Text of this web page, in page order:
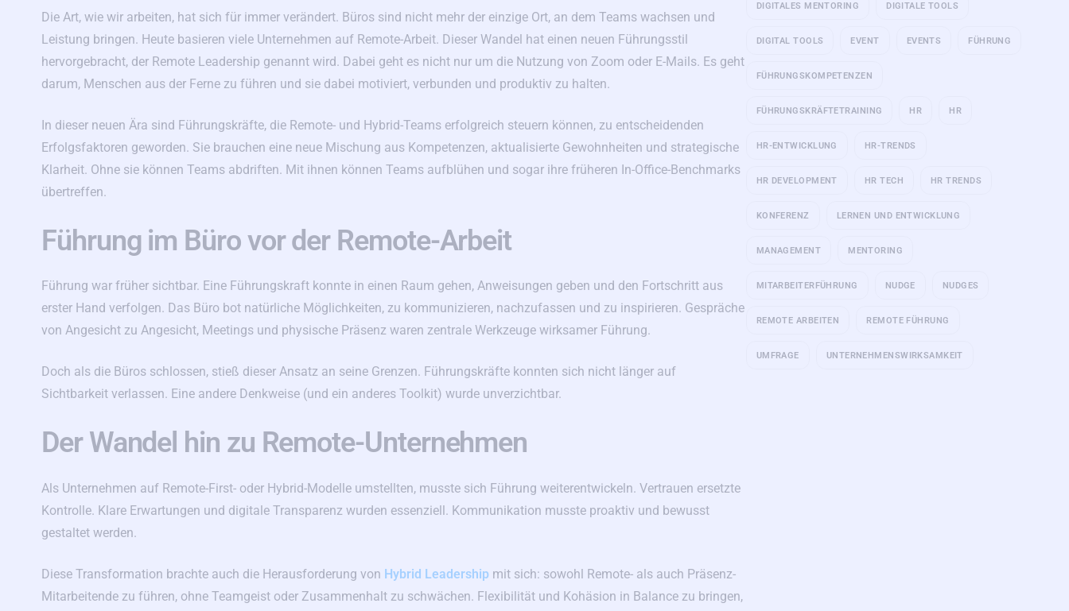
Die Art, wie wir arbeiten, hat sich für immer verändert. Büros sind nicht mehr der einzige Ort, an dem Teams wachsen und
Leistung bringen. Heute basieren viele Unternehmen auf Remote-Arbeit. Dieser Wandel hat einen neuen Führungsstil
hervorgebracht, der Remote Leadership genannt wird. Dabei geht es nicht nur um die Nutzung von Zoom oder E-Mails. Es geht
darum, Menschen aus der Ferne zu führen und sie dabei motiviert, verbunden und produktiv zu halten.
In dieser neuen Ära sind Führungskräfte, die Remote- und Hybrid-Teams erfolgreich steuern können, zu entscheidenden
Erfolgsfaktoren geworden. Sie brauchen eine neue Mischung aus Kompetenzen, aktualisierte Gewohnheiten und strategische
Klarheit. Ohne sie können Teams abdriften. Mit ihnen können Teams aufblühen und sogar ihre früheren In-Office-Benchmarks
übertreffen.
Führung im Büro vor der Remote-Arbeit
Führung war früher sichtbar. Eine Führungskraft konnte in einen Raum gehen, Anweisungen geben und den Fortschritt aus
erster Hand verfolgen. Das Büro bot natürliche Möglichkeiten, zu kommunizieren, nachzufassen und zu inspirieren. Gespräche
von Angesicht zu Angesicht, Meetings und physische Präsenz waren zentrale Werkzeuge wirksamer Führung.
Doch als die Büros schlossen, stieß dieser Ansatz an seine Grenzen. Führungskräfte konnten sich nicht länger auf
Sichtbarkeit verlassen. Eine andere Denkweise (und ein anderes Toolkit) wurde unverzichtbar.
Der Wandel hin zu Remote-Unternehmen
Als Unternehmen auf Remote-First- oder Hybrid-Modelle umstellten, musste sich Führung weiterentwickeln. Vertrauen ersetzte
Kontrolle. Klare Erwartungen und digitale Transparenz wurden essenziell. Kommunikation musste proaktiv und bewusst
gestaltet werden.
Diese Transformation brachte auch die Herausforderung von Hybrid Leadership mit sich: sowohl Remote- als auch Präsenz-
Mitarbeitende zu führen, ohne Teamgeist oder Zusammenhalt zu schwächen. Flexibilität und Kohäsion in Balance zu bringen,
DIGITALES MENTORING DIGITALE TOOLS
DIGITAL TOOLS EVENT EVENTS FÜHRUNG
FÜHRUNGSKOMPETENZEN
FÜHRUNGSKRÄFTETRAINING HR HR
HR-ENTWICKLUNG HR-TRENDS
HR DEVELOPMENT HR TECH HR TRENDS
KONFERENZ LERNEN UND ENTWICKLUNG
MANAGEMENT MENTORING
MITARBEITERFÜHRUNG NUDGE NUDGES
REMOTE ARBEITEN REMOTE FÜHRUNG
UMFRAGE UNTERNEHMENSWIRKSAMKEIT